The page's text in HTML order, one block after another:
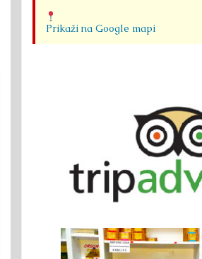
Prikaži na Google mapi